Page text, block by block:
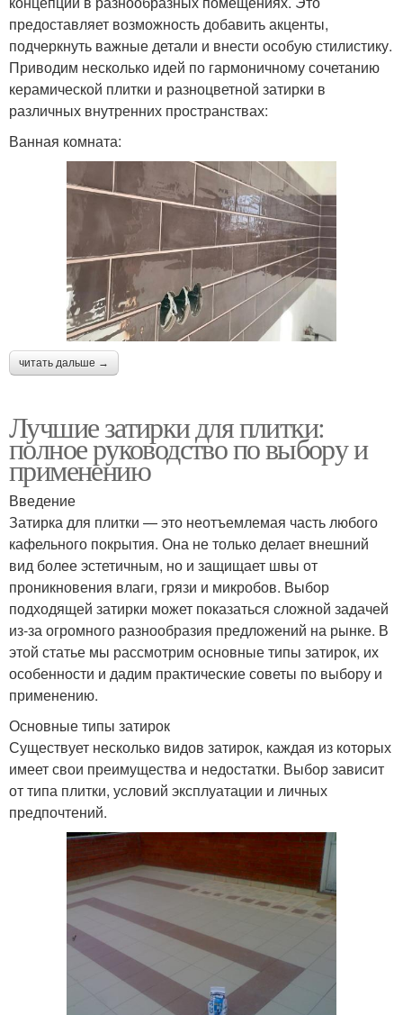
предоставляет возможность добавить акценты,
подчеркнуть важные детали и внести особую стилистику.
Приводим несколько идей по гармоничному сочетанию
керамической плитки и разноцветной затирки в
различных внутренних пространствах:
Ванная комната:
читать дальше →
Лучшие затирки для плитки:
полное руководство по выбору и
применению
Введение
Затирка для плитки — это неотъемлемая часть любого
кафельного покрытия. Она не только делает внешний
вид более эстетичным, но и защищает швы от
проникновения влаги, грязи и микробов. Выбор
подходящей затирки может показаться сложной задачей
из-за огромного разнообразия предложений на рынке. В
этой статье мы рассмотрим основные типы затирок, их
особенности и дадим практические советы по выбору и
применению.
Основные типы затирок
Существует несколько видов затирок, каждая из которых
имеет свои преимущества и недостатки. Выбор зависит
от типа плитки, условий эксплуатации и личных
предпочтений.